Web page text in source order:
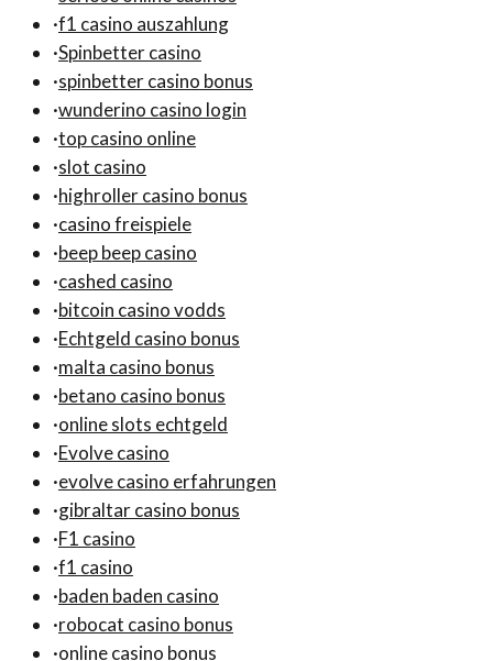
·f1 casino auszahlung
·Spinbetter casino
·spinbetter casino bonus
·wunderino casino login
·top casino online
·slot casino
·highroller casino bonus
·casino freispiele
·beep beep casino
·cashed casino
·bitcoin casino vodds
·Echtgeld casino bonus
·malta casino bonus
·betano casino bonus
·online slots echtgeld
·Evolve casino
·evolve casino erfahrungen
·gibraltar casino bonus
·F1 casino
·f1 casino
·baden baden casino
·robocat casino bonus
·online casino bonus